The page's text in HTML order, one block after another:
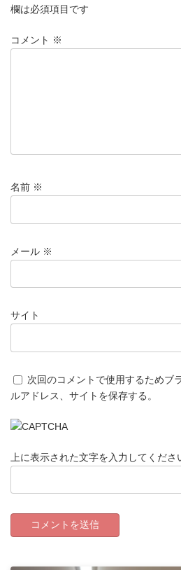
欄は必須項目です
コメント ※
名前 ※
メール ※
サイト
次回のコメントで使用するためブ
ルアドレス、サイトを保存する。
上に表示された文字を入力してくださ